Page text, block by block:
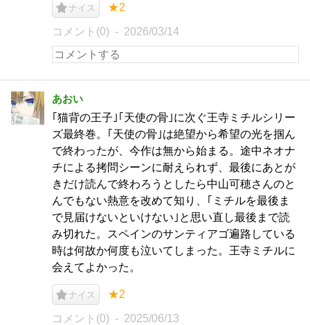
ナイス ★2
コメント(0) 2026/03/14
あおい
｢猫背の王子｣｢天使の骨｣に次ぐ王寺ミチルシリー
ズ最終巻。｢天使の骨｣は絶望から希望の光を掴ん
で終わったが、今作は無から始まる。途中ネオナ
チによる拷問シーンに耐えられず、最後にあとが
きだけ読んで終わろうとしたら中山可穂さんのと
んでもない熱意を改めて知り、｢ミチルを最後ま
で見届けないといけない｣と思い直し最後まで読
み切れた。スペインのサンティアゴ遍路している
時は何故か何度も泣いてしまった。王寺ミチルに
会えてよかった。
ナイス ★2
コメント(0) 2025/06/13